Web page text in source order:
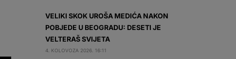
VELIKI SKOK UROŠA MEDIĆA NAKON
POBJEDE U BEOGRADU: DESETI JE
VELTERAŠ SVIJETA
4. KOLOVOZA 2026. 16:11